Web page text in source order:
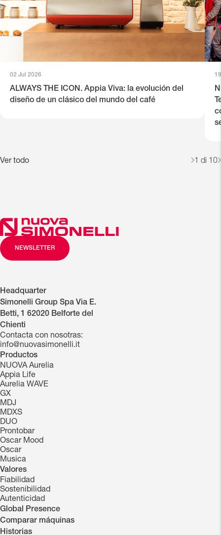
Ver todo 1 di 10
02 Jul 2026
ALWAYS THE ICON. Appia Viva: la evolución del
diseño de un clásico del mundo del café
NEWSLETTER
Headquarter
Simonelli Group Spa Via E.
Betti, 1 62020 Belforte del
Chienti
Contacta con nosotras:
info@nuovasimonelli.it
Productos
NUOVA Aurelia
Appia Life
Aurelia WAVE
GX
MDJ
MDXS
DUO
Prontobar
Oscar Mood
Oscar
Musica
Valores
Fiabilidad
Sostenibilidad
Autenticidad
Global Presence
Comparar máquinas
Historias